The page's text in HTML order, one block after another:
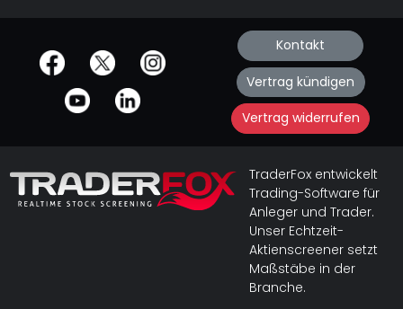
offizielle Social Media-Accounts Kontakt
Vertrag kündigen
Vertrag widerrufen
TraderFox entwickelt
Trading-Software für
Anleger und Trader.
Unser Echtzeit-
Aktienscreener setzt
Maßstäbe in der
Branche.